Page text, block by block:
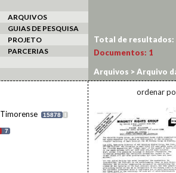
ARQUIVOS
GUIAS DE PESQUISA
PROJETO
PARCERIAS
15878 I
7
Total de resultados:
Documentos: 1
Arquivos >Arquivo
ordenar